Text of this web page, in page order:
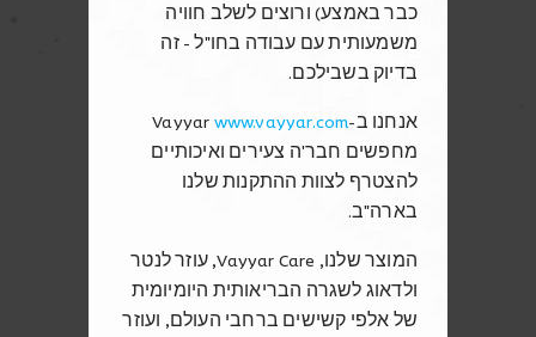
Highlights
כבר באמצע) ורוצים לשלב חוויה
משמעותית עם עבודה בחו"ל - זה
בדיוק בשבילכם.
אנחנו ב- Vayyar www.vayyar.com
מחפשים חבר'ה צעירים ואיכותיים
להצטרף לצוות ההתקנות שלנו
בארה"ב.
המוצר שלנו, Vayyar Care, עוזר לנטר
ולדאוג לשגרה הבריאותית היומיומית
של אלפי קשישים ברחבי העולם, ועוזר